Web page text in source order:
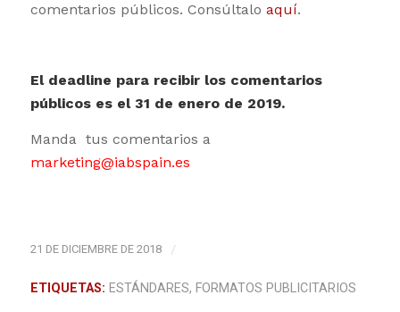
comentarios públicos. Consúltalo aquí.
El deadline para recibir los comentarios
públicos es el 31 de enero de 2019.
Manda tus comentarios a
marketing@iabspain.es
21 DE DICIEMBRE DE 2018 /
ETIQUETAS: ESTÁNDARES, FORMATOS PUBLICITARIOS